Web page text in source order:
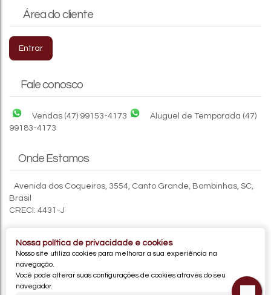
Nossa política de privacidade e cookies
Nosso site utiliza cookies para melhorar a sua experiência na
navegação.
Você pode alterar suas configurações de cookies através do seu
navegador.
LA757 - OROVERDE | UM NOVO CONCEITO DE VIVER
EM BOMBINHAS
CEP: 88215-000
2 2 57m² 1 1 69m² 1 900m 57m²
Área do cliente
Entrar
Fale conosco
Vendas (47) 99153-4173 Aluguel de Temporada (47)
99183-4173
Onde Estamos
Avenida dos Coqueiros 3554 Canto Grande Bombinhas SC
Brasil
CRECI: 4431-J